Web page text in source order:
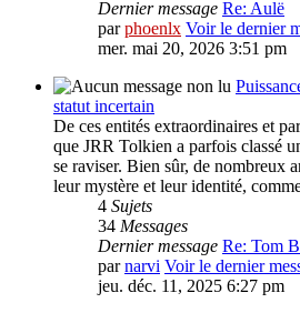
Dernier message Re: Aulë
parphoenlx Voir le dernier
mer. mai 20, 2026 3:51 pm
statut incertain
De ces entités extraordinaires et
que JRR Tolkien a parfois classé
se raviser. Bien sûr, de nombreux
leur mystère et leur identité,
4 Sujets
34 Messages
Dernier message Re: Tom
parnarvi Voir le dernier
jeu. déc. 11, 2025 6:27 pm